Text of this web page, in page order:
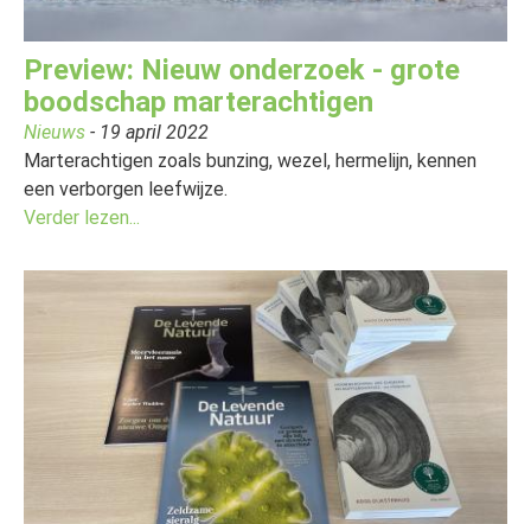
Preview: Nieuw onderzoek - grote
boodschap marterachtigen
Nieuws - 19 april 2022
Marterachtigen zoals bunzing, wezel, hermelijn, kennen
een verborgen leefwijze.
Verder lezen...